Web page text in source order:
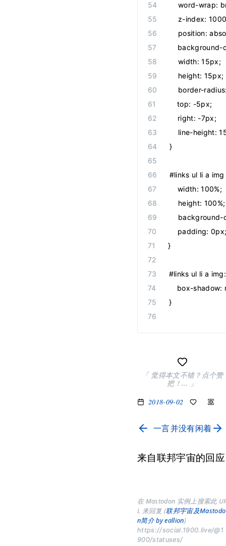
word-wrap:
z-index:
position:
background-
    width: 15px;
    height: 15px;
border-
    top: -5px;
    right: -7px;
line-height:
}
#links ul li a img
    width: 100%;
    height: 100%;
background-
padding:
}
#links ul li a
box-shadow:
}
「 觉得本文不错？点个赞
把！... 」
2018-09-02
一言并没有闲着
来自联邦宇宙的回应
在 Mastodon 实例上搜索此
L 来回复 (联邦宇宙及Mastodo
n简介 by eallion)
https://social.1900.live/@1
900/statuses/